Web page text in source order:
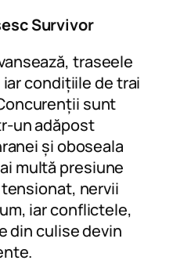
Survivor
traseele
condițiile de trai
sunt
un adăpost
și oboseala
multă presiune
nervii
iar conflictele,
din culise devin